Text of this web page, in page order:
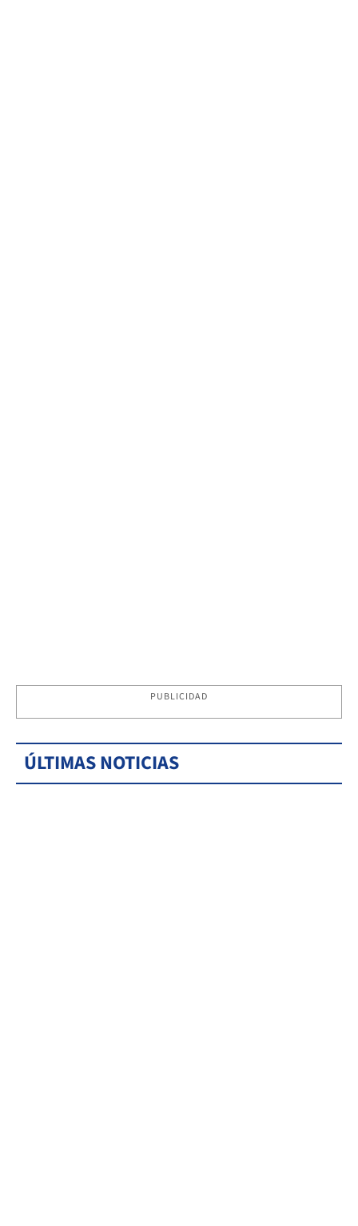
PUBLICIDAD
ÚLTIMAS NOTICIAS